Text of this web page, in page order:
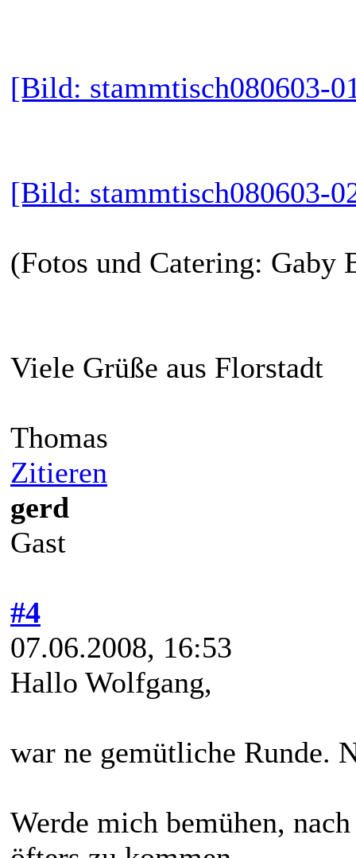
[Bild: stammtisch080603-
[Bild: stammtisch080603-
(Fotos und Catering: Gaby
Viele Grüße aus Florstadt
Thomas
Zitieren
gerd
Gast
#4
07.06.2008, 16:53
Hallo Wolfgang,
war ne gemütliche Runde.
Werde mich bemühen,